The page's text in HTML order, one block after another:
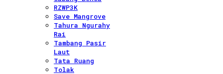
RZWP3K
Save Mangrove
Tahura Ngurahy
Rai
Tambang Pasir
Laut
Tata Ruang
Tolak